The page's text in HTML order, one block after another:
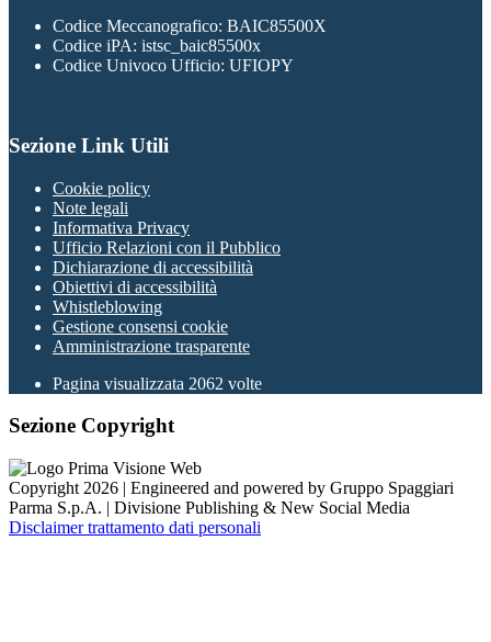
Codice Meccanografico: BAIC85500X
Codice iPA: istsc_baic85500x
Codice Univoco Ufficio: UFIOPY
Sezione Link Utili
Cookie policy
Note legali
Informativa Privacy
Ufficio Relazioni con il Pubblico
Dichiarazione di accessibilità
Obiettivi di accessibilità
Whistleblowing
Gestione consensi cookie
Amministrazione trasparente
Pagina visualizzata 2062 volte
Sezione Copyright
Copyright 2026 | Engineered and powered by Gruppo Spaggiari
Parma S.p.A. | Divisione Publishing & New Social Media
Disclaimer trattamento dati personali